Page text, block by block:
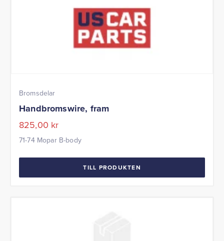
Bromsdelar
Handbromswire, fram
825,00 kr
71-74 Mopar B-body
TILL PRODUKTEN